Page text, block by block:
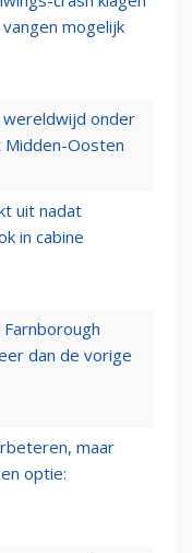
mogelijk
wereldwijd onder
Oosten
uit nadat
in cabine
dan de vorige
maar
optie: